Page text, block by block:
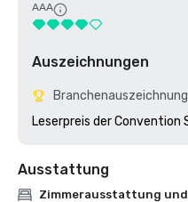
AAA
Auszeichnungen
Ausstattung
Zimmerausstattung und